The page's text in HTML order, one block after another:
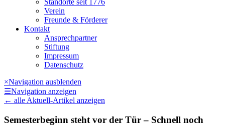
Verein
Freunde & Förderer
Kontakt
Ansprechpartner
Stiftung
Impressum
Datenschutz
×Navigation ausblenden
☰Navigation anzeigen
← alle Aktuell-Artikel anzeigen
Semesterbeginn steht vor der Tür – Schnell noch